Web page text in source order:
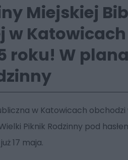
Miejskiej
w Katowicach
roku! W
w Katowicach
Piknik Rodzinny pod
17 maja.